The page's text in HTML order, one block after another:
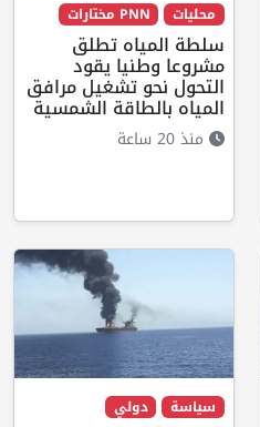
محليات PNN مختارات
سلطة المياه تطلق
مشروعا وطنيا يقود
التحول نحو تشغيل مرافق
المياه بالطاقة الشمسية
منذ 20 ساعة
سياسة دولي